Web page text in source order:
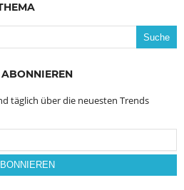
täglich über die neuesten Trends